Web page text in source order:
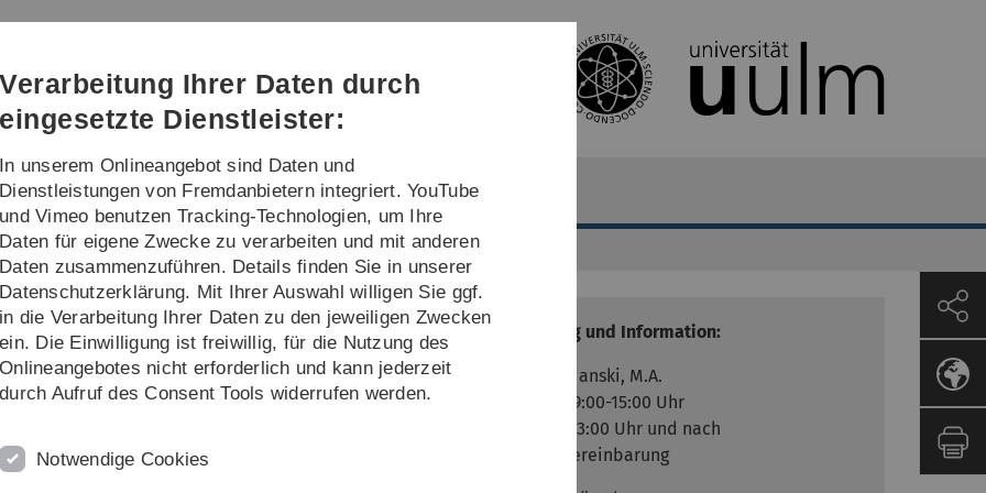
Direkt
Direkt
Direkt
(Sprache,
Drucken,
Social
Direkt
Direkt
Medizin
Mitarbeiter
und Ethik der Medizin
Bänden an Fach- und Forschungsliteratur und wird
laufende Zeitschriften zur Geschichte, Theorie und
In den Räumlichkeiten des Instituts stehen mehr
zur Verfügung, die im
Z79 versehen sind.
Beratung und Information:
Olga Polianski, M.A.
Mo.-Do. 9:00-15:00 Uhr
Fr. 9:00-13:00 Uhr und nach
Terminvereinbarung
Verarbeitung Ihrer Daten durch
eingesetzte Dienstleister:
In unserem Onlineangebot sind Daten und
Dienstleistungen von Fremdanbietern integriert. YouTube
und Vimeo benutzen Tracking-Technologien, um Ihre
Daten für eigene Zwecke zu verarbeiten und mit anderen
Daten zusammenzuführen. Details finden Sie in unserer
Datenschutzerklärung. Mit Ihrer Auswahl willigen Sie ggf.
in die Verarbeitung Ihrer Daten zu den jeweiligen Zwecken
ein. Die Einwilligung ist freiwillig, für die Nutzung des
Onlineangebotes nicht erforderlich und kann jederzeit
durch Aufruf des Consent Tools widerrufen werden.
Notwendige Cookies